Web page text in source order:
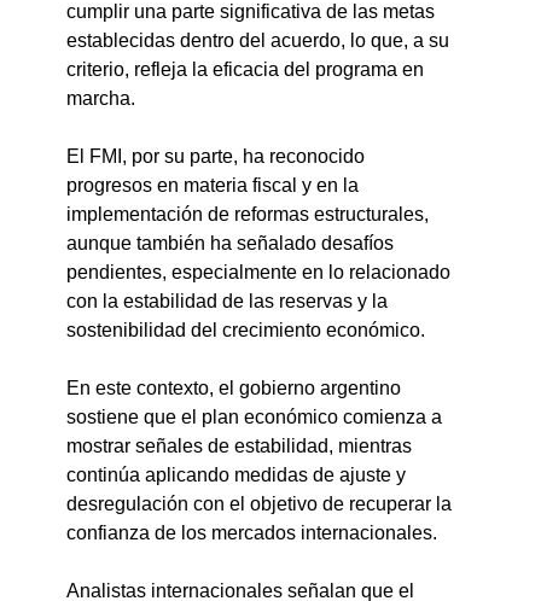
cumplir una parte significativa de las metas
establecidas dentro del acuerdo, lo que, a su
criterio, refleja la eficacia del programa en
marcha.
El FMI, por su parte, ha reconocido
progresos en materia fiscal y en la
implementación de reformas estructurales,
aunque también ha señalado desafíos
pendientes, especialmente en lo relacionado
con la estabilidad de las reservas y la
sostenibilidad del crecimiento económico.
En este contexto, el gobierno argentino
sostiene que el plan económico comienza a
mostrar señales de estabilidad, mientras
continúa aplicando medidas de ajuste y
desregulación con el objetivo de recuperar la
confianza de los mercados internacionales.
Analistas internacionales señalan que el